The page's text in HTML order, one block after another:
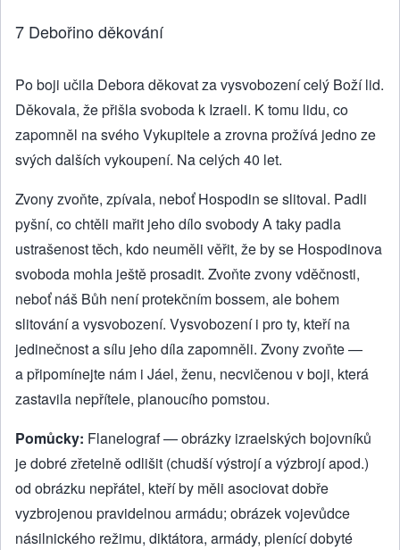
7 Debořino děkování
Po boji učila Debora děkovat za vysvobození celý Boží lid.
Děkovala, že přišla svoboda k Izraeli. K tomu lidu, co
zapomněl na svého Vykupitele a zrovna prožívá jedno ze
svých dalších vykoupení. Na celých 40 let.
Zvony zvoňte, zpívala, neboť Hospodin se slitoval. Padli
pyšní, co chtěli mařit jeho dílo svobody A taky padla
ustrašenost těch, kdo neuměli věřit, že by se Hospodinova
svoboda mohla ještě prosadit. Zvoňte zvony vděčnosti,
neboť náš Bůh není protekčním bossem, ale bohem
slitování a vysvobození. Vysvobození i pro ty, kteří na
jedinečnost a sílu jeho díla zapomněli. Zvony zvoňte —
a připomínejte nám i Jáel, ženu, necvičenou v boji, která
zastavila nepřítele, planoucího pomstou.
Pomůcky: Flanelograf — obrázky izraelských bojovníků
je dobré zřetelně odlišit (chudší výstrojí a výzbrojí apod.)
od obrázku nepřátel, kteří by měli asociovat dobře
vyzbrojenou pravidelnou armádu; obrázek vojevůdce
násilnického režimu, diktátora, armády, plenící dobyté